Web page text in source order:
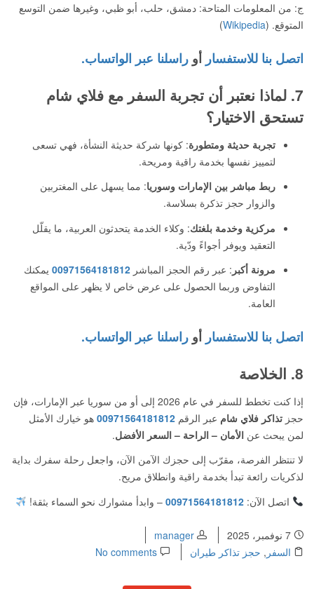
ج: من المعلومات المتاحة: دمشق، حلب، أبو ظبي، وغيرها ضمن التوسع
المتوقع. (Wikipedia
)
اتصل بنا للاستفسار أو راسلنا عبر الواتساب.
7. لماذا نعتبر أن تجربة السفر مع فلاي شام
تستحق الاختيار؟
تجربة حديثة ومتطورة: كونها شركة حديثة النشأة، فهي تسعى
لتمييز نفسها بخدمة راقية ومريحة.
ربط مباشر بين الإمارات وسوريا: مما يسهل على المغتربين
والزوار حجز تذكرة بسلاسة.
مركزية وخدمة بلغتك: وكلاء الخدمة يتحدثون العربية، ما يقلّل
التعقيد ويوفر أجواءً ودّية.
مرونة أكبر : عبر رقم الحجز المباشر 00971564181812 يمكنك
التفاوض وربما الحصول على عرض خاص لا يظهر على المواقع
العامة.
اتصل بنا للاستفسار أو راسلنا عبر الواتساب.
8. الخلاصة
إذا كنت تخطط للسفر في عام 2026 إلى أو من سوريا عبر الإمارات، فإن
حجز تذاكر فلاي شام عبر الرقم 00971564181812 هو خيارك الأمثل
لمن يبحث عن الأمان – الراحة – السعر الأفضل.
لا تنتظر الفرصة، مقرّب إلى حجزك الآمن الآن، واجعل رحلة سفرك بداية
لذكريات رائعة تبدأ بخدمة راقية وانطلاق مريح.
اتصل الآن: 00971564181812 – وابدأ مشوارك نحو السماء بثقة!
manager
السفر , حجز تذاكر طيران No comments